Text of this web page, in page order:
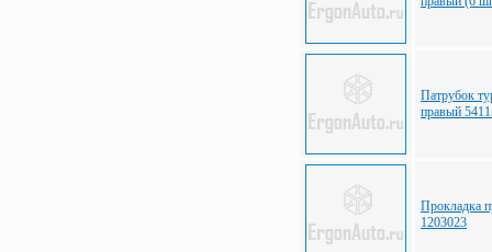
Патрубок
правый
Прокладка
1203023